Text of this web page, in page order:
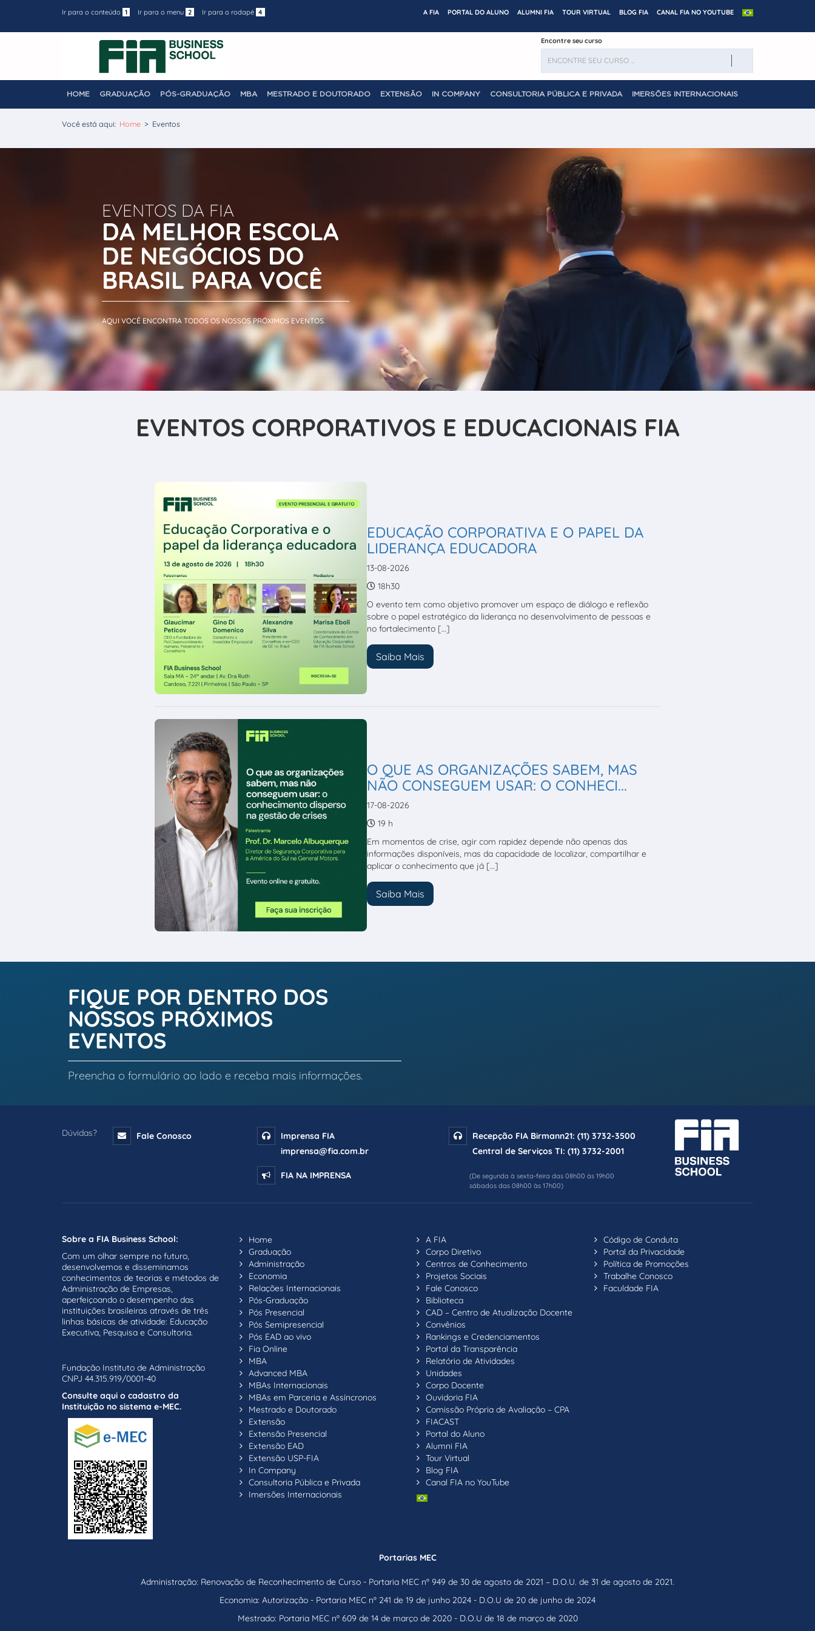
Ir para o conteúdo 1 Ir para o menu 2 Ir para o rodapé 4 A FIA PORTAL DO ALUNO ALUMNI FIA TOUR VIRTUAL BLOG FIA CANAL FIA NO YOUTUBE
Encontre seu curso
HOME GRADUAÇÃO PÓS-GRADUAÇÃO MBA MESTRADO E DOUTORADO EXTENSÃO IN COMPANY CONSULTORIA PÚBLICA E PRIVADA IMERSÕES INTERNACIONAIS
Você está aqui: Home > Eventos
EVENTOS DA FIA
DA MELHOR ESCOLA
DE NEGÓCIOS DO
BRASIL PARA VOCÊ
AQUI VOCÊ ENCONTRA TODOS OS NOSSOS PRÓXIMOS EVENTOS.
EVENTOS CORPORATIVOS E EDUCACIONAIS FIA
EDUCAÇÃO CORPORATIVA E O PAPEL DA
LIDERANÇA EDUCADORA
13-08-2026
18h30
O evento tem como objetivo promover um espaço de diálogo e reflexão
sobre o papel estratégico da liderança no desenvolvimento de pessoas e
no fortalecimento […]
Saiba Mais
O QUE AS ORGANIZAÇÕES SABEM, MAS
NÃO CONSEGUEM USAR: O CONHECI...
17-08-2026
19 h
Em momentos de crise, agir com rapidez depende não apenas das
informações disponíveis, mas da capacidade de localizar, compartilhar e
aplicar o conhecimento que já […]
Saiba Mais
FIQUE POR DENTRO DOS
NOSSOS PRÓXIMOS
EVENTOS
Preencha o formulário ao lado e receba mais informações.
Dúvidas? Fale Conosco
Imprensa FIA
imprensa@fia.com.br
FIA NA IMPRENSA
Recepção FIA Birmann21:(11) 3732-3500
Central de Serviços TI:(11) 3732-2001
(De segunda à sexta-feira das 08h00 às 19h00
sábados das 08h00 às 17h00)
Sobre a FIA Business School:
Com um olhar sempre no futuro,
desenvolvemos e disseminamos
conhecimentos de teorias e métodos de
Administração de Empresas,
aperfeiçoando o desempenho das
instituições brasileiras através de três
linhas básicas de atividade: Educação
Executiva, Pesquisa e Consultoria.
Fundação Instituto de Administração
CNPJ 44.315.919/0001-40
Consulte aqui o cadastro da
Instituição no sistema e-MEC.
Home
Graduação
Administração
Economia
Relações Internacionais
Pós-Graduação
Pós Presencial
Pós Semipresencial
Pós EAD ao vivo
Fia Online
MBA
Advanced MBA
MBAs Internacionais
MBAs em Parceria e Assíncronos
Mestrado e Doutorado
Extensão
Extensão Presencial
Extensão EAD
Extensão USP-FIA
In Company
Consultoria Pública e Privada
Imersões Internacionais
A FIA
Corpo Diretivo
Centros de Conhecimento
Projetos Sociais
Fale Conosco
Biblioteca
CAD – Centro de Atualização Docente
Convênios
Rankings e Credenciamentos
Portal da Transparência
Relatório de Atividades
Unidades
Corpo Docente
Ouvidoria FIA
Comissão Própria de Avaliação – CPA
FIACAST
Portal do Aluno
Alumni FIA
Tour Virtual
Blog FIA
Canal FIA no YouTube
Código de Conduta
Portal da Privacidade
Política de Promoções
Trabalhe Conosco
Faculdade FIA
Portarias MEC
Administração: Renovação de Reconhecimento de Curso - Portaria MEC nº 949 de 30 de agosto de 2021 – D.O.U. de 31 de agosto de 2021.
Economia: Autorização - Portaria MEC nº 241 de 19 de junho 2024 - D.O.U de 20 de junho de 2024
Mestrado: Portaria MEC nº 609 de 14 de março de 2020 - D.O.U de 18 de março de 2020